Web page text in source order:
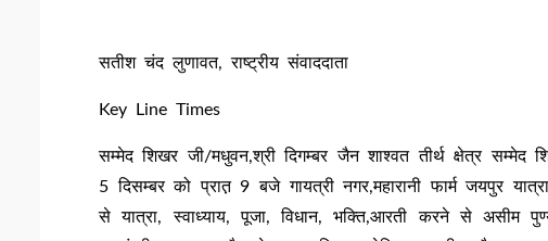
सतीश चंद लुणावत, राष्ट्रीय संवाददाता
Key Line Times
सम्मेद शिखर जी/मधुवन,श्री दिगम्बर जैन शाश्वत तीर्थ क्षेत्र सम्मेद
5 दिसम्बर को प्रात़ 9 बजे गायत्री नगर,महारानी फार्म जयपुर
से यात्रा, स्वाध्याय, पूजा, विधान, भक्ति,आरती करने से असीम